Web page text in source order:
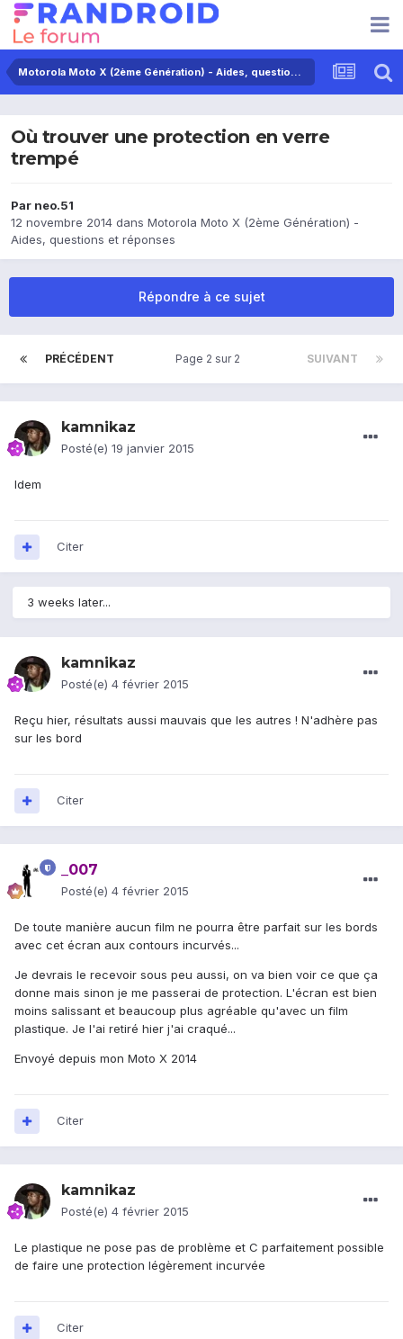
Motorola Moto X (2ème Génération) - Aides, questions et réponses
Où trouver une protection en verre
trempé
Par neo.51
12 novembre 2014 dans Motorola Moto X (2ème Génération) -
Aides, questions et réponses
Répondre à ce sujet
PRÉCÉDENT SUIVANT
Page 2 sur 2
kamnikaz
Posté(e) 19 janvier 2015
Idem
Citer
3 weeks later...
kamnikaz
Posté(e) 4 février 2015
Reçu hier, résultats aussi mauvais que les autres ! N'adhère pas
sur les bord
Citer
_007
Posté(e) 4 février 2015
De toute manière aucun film ne pourra être parfait sur les bords
avec cet écran aux contours incurvés...
Je devrais le recevoir sous peu aussi, on va bien voir ce que ça
donne mais sinon je me passerai de protection. L'écran est bien
moins salissant et beaucoup plus agréable qu'avec un film
plastique. Je l'ai retiré hier j'ai craqué...
Envoyé depuis mon Moto X 2014
Citer
kamnikaz
Posté(e) 4 février 2015
Le plastique ne pose pas de problème et C parfaitement possible
de faire une protection légèrement incurvée
Citer